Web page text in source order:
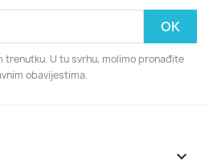
trenutku. U tu svrhu, molimo pronađite
obavijestima.
